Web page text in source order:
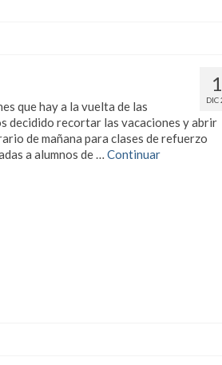
DIC
que hay a la vuelta de las
decidido recortar las vacaciones y abrir
de mañana para clases de refuerzo
a alumnos de … Continuar